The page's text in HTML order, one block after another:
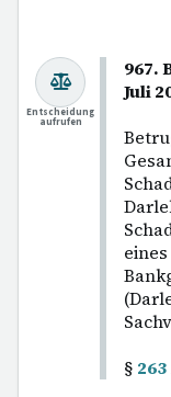
967.
Juli
§ 263
Entscheidung
aufrufen